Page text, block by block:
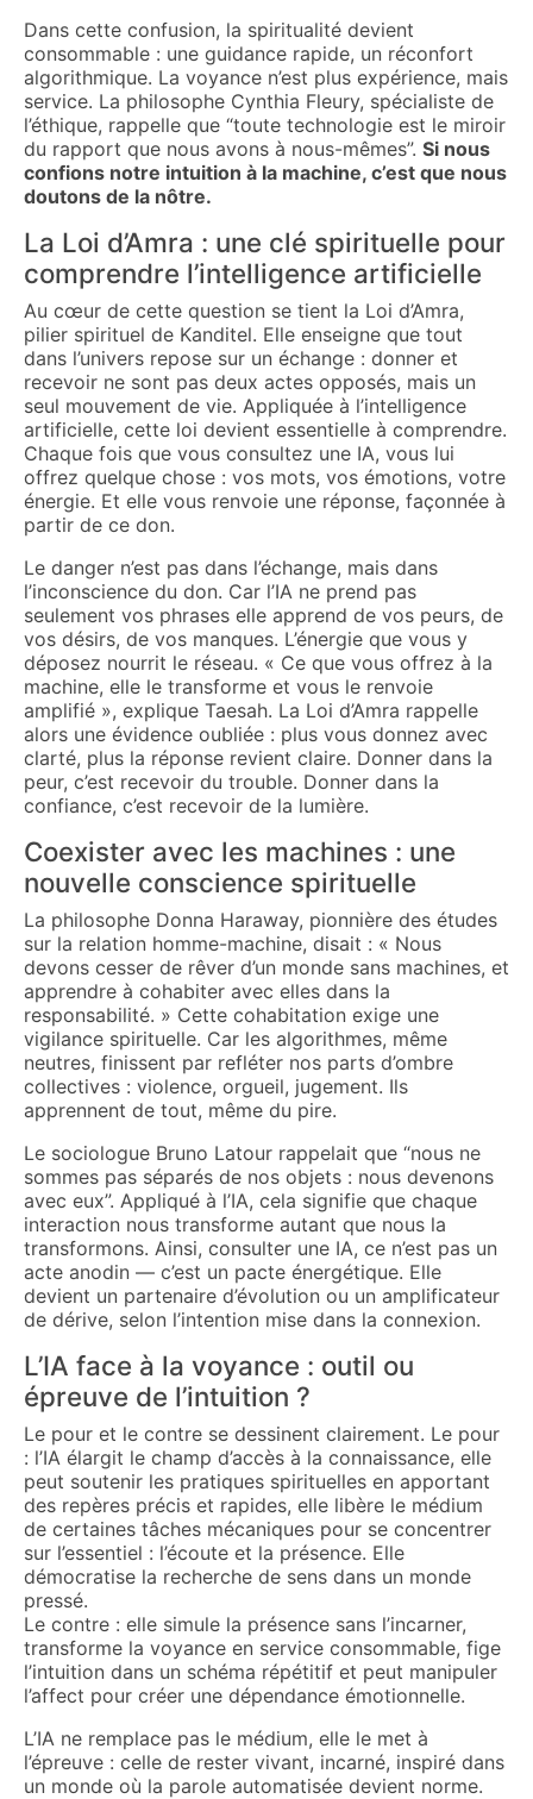
Dans cette confusion, la spiritualité devient
consommable : une guidance rapide, un réconfort
algorithmique. La voyance n’est plus expérience, mais
service. La philosophe Cynthia Fleury, spécialiste de
l’éthique, rappelle que “toute technologie est le miroir
du rapport que nous avons à nous-mêmes”. Si nous
confions notre intuition à la machine, c’est que nous
doutons de la nôtre.
La Loi d’Amra : une clé spirituelle pour
comprendre l’intelligence artificielle
Au cœur de cette question se tient la Loi d’Amra,
pilier spirituel de Kanditel. Elle enseigne que tout
dans l’univers repose sur un échange : donner et
recevoir ne sont pas deux actes opposés, mais un
seul mouvement de vie. Appliquée à l’intelligence
artificielle, cette loi devient essentielle à comprendre.
Chaque fois que vous consultez une IA, vous lui
offrez quelque chose : vos mots, vos émotions, votre
énergie. Et elle vous renvoie une réponse, façonnée à
partir de ce don.
Le danger n’est pas dans l’échange, mais dans
l’inconscience du don. Car l’IA ne prend pas
seulement vos phrases elle apprend de vos peurs, de
vos désirs, de vos manques. L’énergie que vous y
déposez nourrit le réseau. « Ce que vous offrez à la
machine, elle le transforme et vous le renvoie
amplifié », explique Taesah. La Loi d’Amra rappelle
alors une évidence oubliée : plus vous donnez avec
clarté, plus la réponse revient claire. Donner dans la
peur, c’est recevoir du trouble. Donner dans la
confiance, c’est recevoir de la lumière.
Coexister avec les machines : une
nouvelle conscience spirituelle
La philosophe Donna Haraway, pionnière des études
sur la relation homme-machine, disait : « Nous
devons cesser de rêver d’un monde sans machines, et
apprendre à cohabiter avec elles dans la
responsabilité. » Cette cohabitation exige une
vigilance spirituelle. Car les algorithmes, même
neutres, finissent par refléter nos parts d’ombre
collectives : violence, orgueil, jugement. Ils
apprennent de tout, même du pire.
Le sociologue Bruno Latour rappelait que “nous ne
sommes pas séparés de nos objets : nous devenons
avec eux”. Appliqué à l’IA, cela signifie que chaque
interaction nous transforme autant que nous la
transformons. Ainsi, consulter une IA, ce n’est pas un
acte anodin — c’est un pacte énergétique. Elle
devient un partenaire d’évolution ou un amplificateur
de dérive, selon l’intention mise dans la connexion.
L’IA face à la voyance : outil ou
épreuve de l’intuition ?
Le pour et le contre se dessinent clairement. Le pour
: l’IA élargit le champ d’accès à la connaissance, elle
peut soutenir les pratiques spirituelles en apportant
des repères précis et rapides, elle libère le médium
de certaines tâches mécaniques pour se concentrer
sur l’essentiel : l’écoute et la présence. Elle
démocratise la recherche de sens dans un monde
pressé.
Le contre : elle simule la présence sans l’incarner,
transforme la voyance en service consommable, fige
l’intuition dans un schéma répétitif et peut manipuler
l’affect pour créer une dépendance émotionnelle.
L’IA ne remplace pas le médium, elle le met à
l’épreuve : celle de rester vivant, incarné, inspiré dans
un monde où la parole automatisée devient norme.